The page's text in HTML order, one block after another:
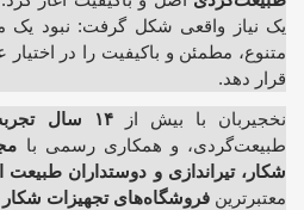
یک نیاز واقعی شکل گرفت: نبود
متنوع، مطمئن و باکیفیت را در
قرار دهد.
نخجیربان با بیش از
۱۴ سال تجربه عملی
طبیعت‌گردی، و همکاری رسمی با
شکار، تیراندازی و دوستداران طبیعت
معتبرترین فروشگاه‌های تجهیزات شکار